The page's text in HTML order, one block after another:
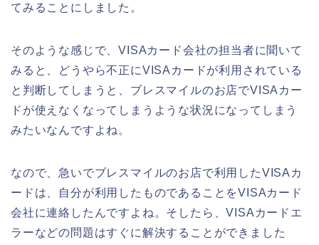
てみることにしました。
そのような感じで、VISAカード会社の担当者に聞いて
みると、どうやら不正にVISAカードが利用されている
と判断してしまうと、ブレスマイルのお店でVISAカー
ドが使えなくなってしまうような状況になってしまう
みたいなんですよね。
なので、急いでブレスマイルのお店で利用したVISAカ
ードは、自分が利用したものであることをVISAカード
会社に連絡したんですよね。そしたら、VISAカードエ
ラーなどの問題はすぐに解決することができました